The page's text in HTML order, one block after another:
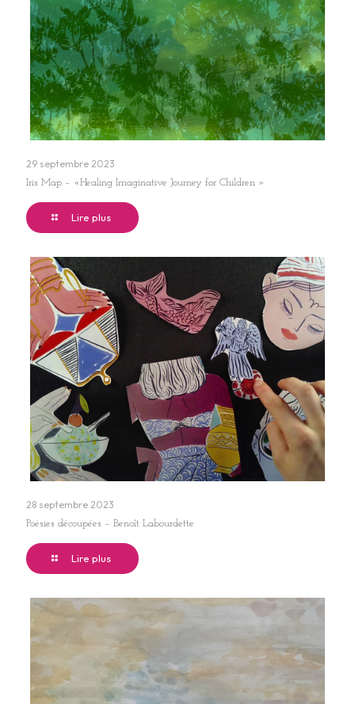
29 septembre 2023
Iris Map – «Healing Imaginative Journey for Children »
Lire plus
28 septembre 2023
Poésies découpées – Benoît Labourdette
Lire plus